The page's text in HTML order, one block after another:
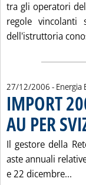
tra gli operatori
regole vincolanti
dell'istruttoria
27/12/2006 - Energia
IMPORT
AU PER
Il gestore della
aste annuali
e 22 dicembre...